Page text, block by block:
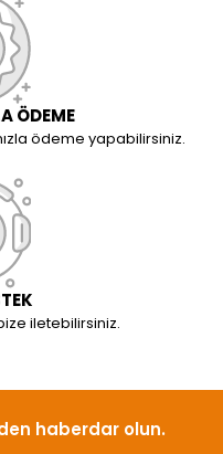
ÖDEME
ödeme yapabilirsiniz.
iletebilirsiniz.
haberdar olun.